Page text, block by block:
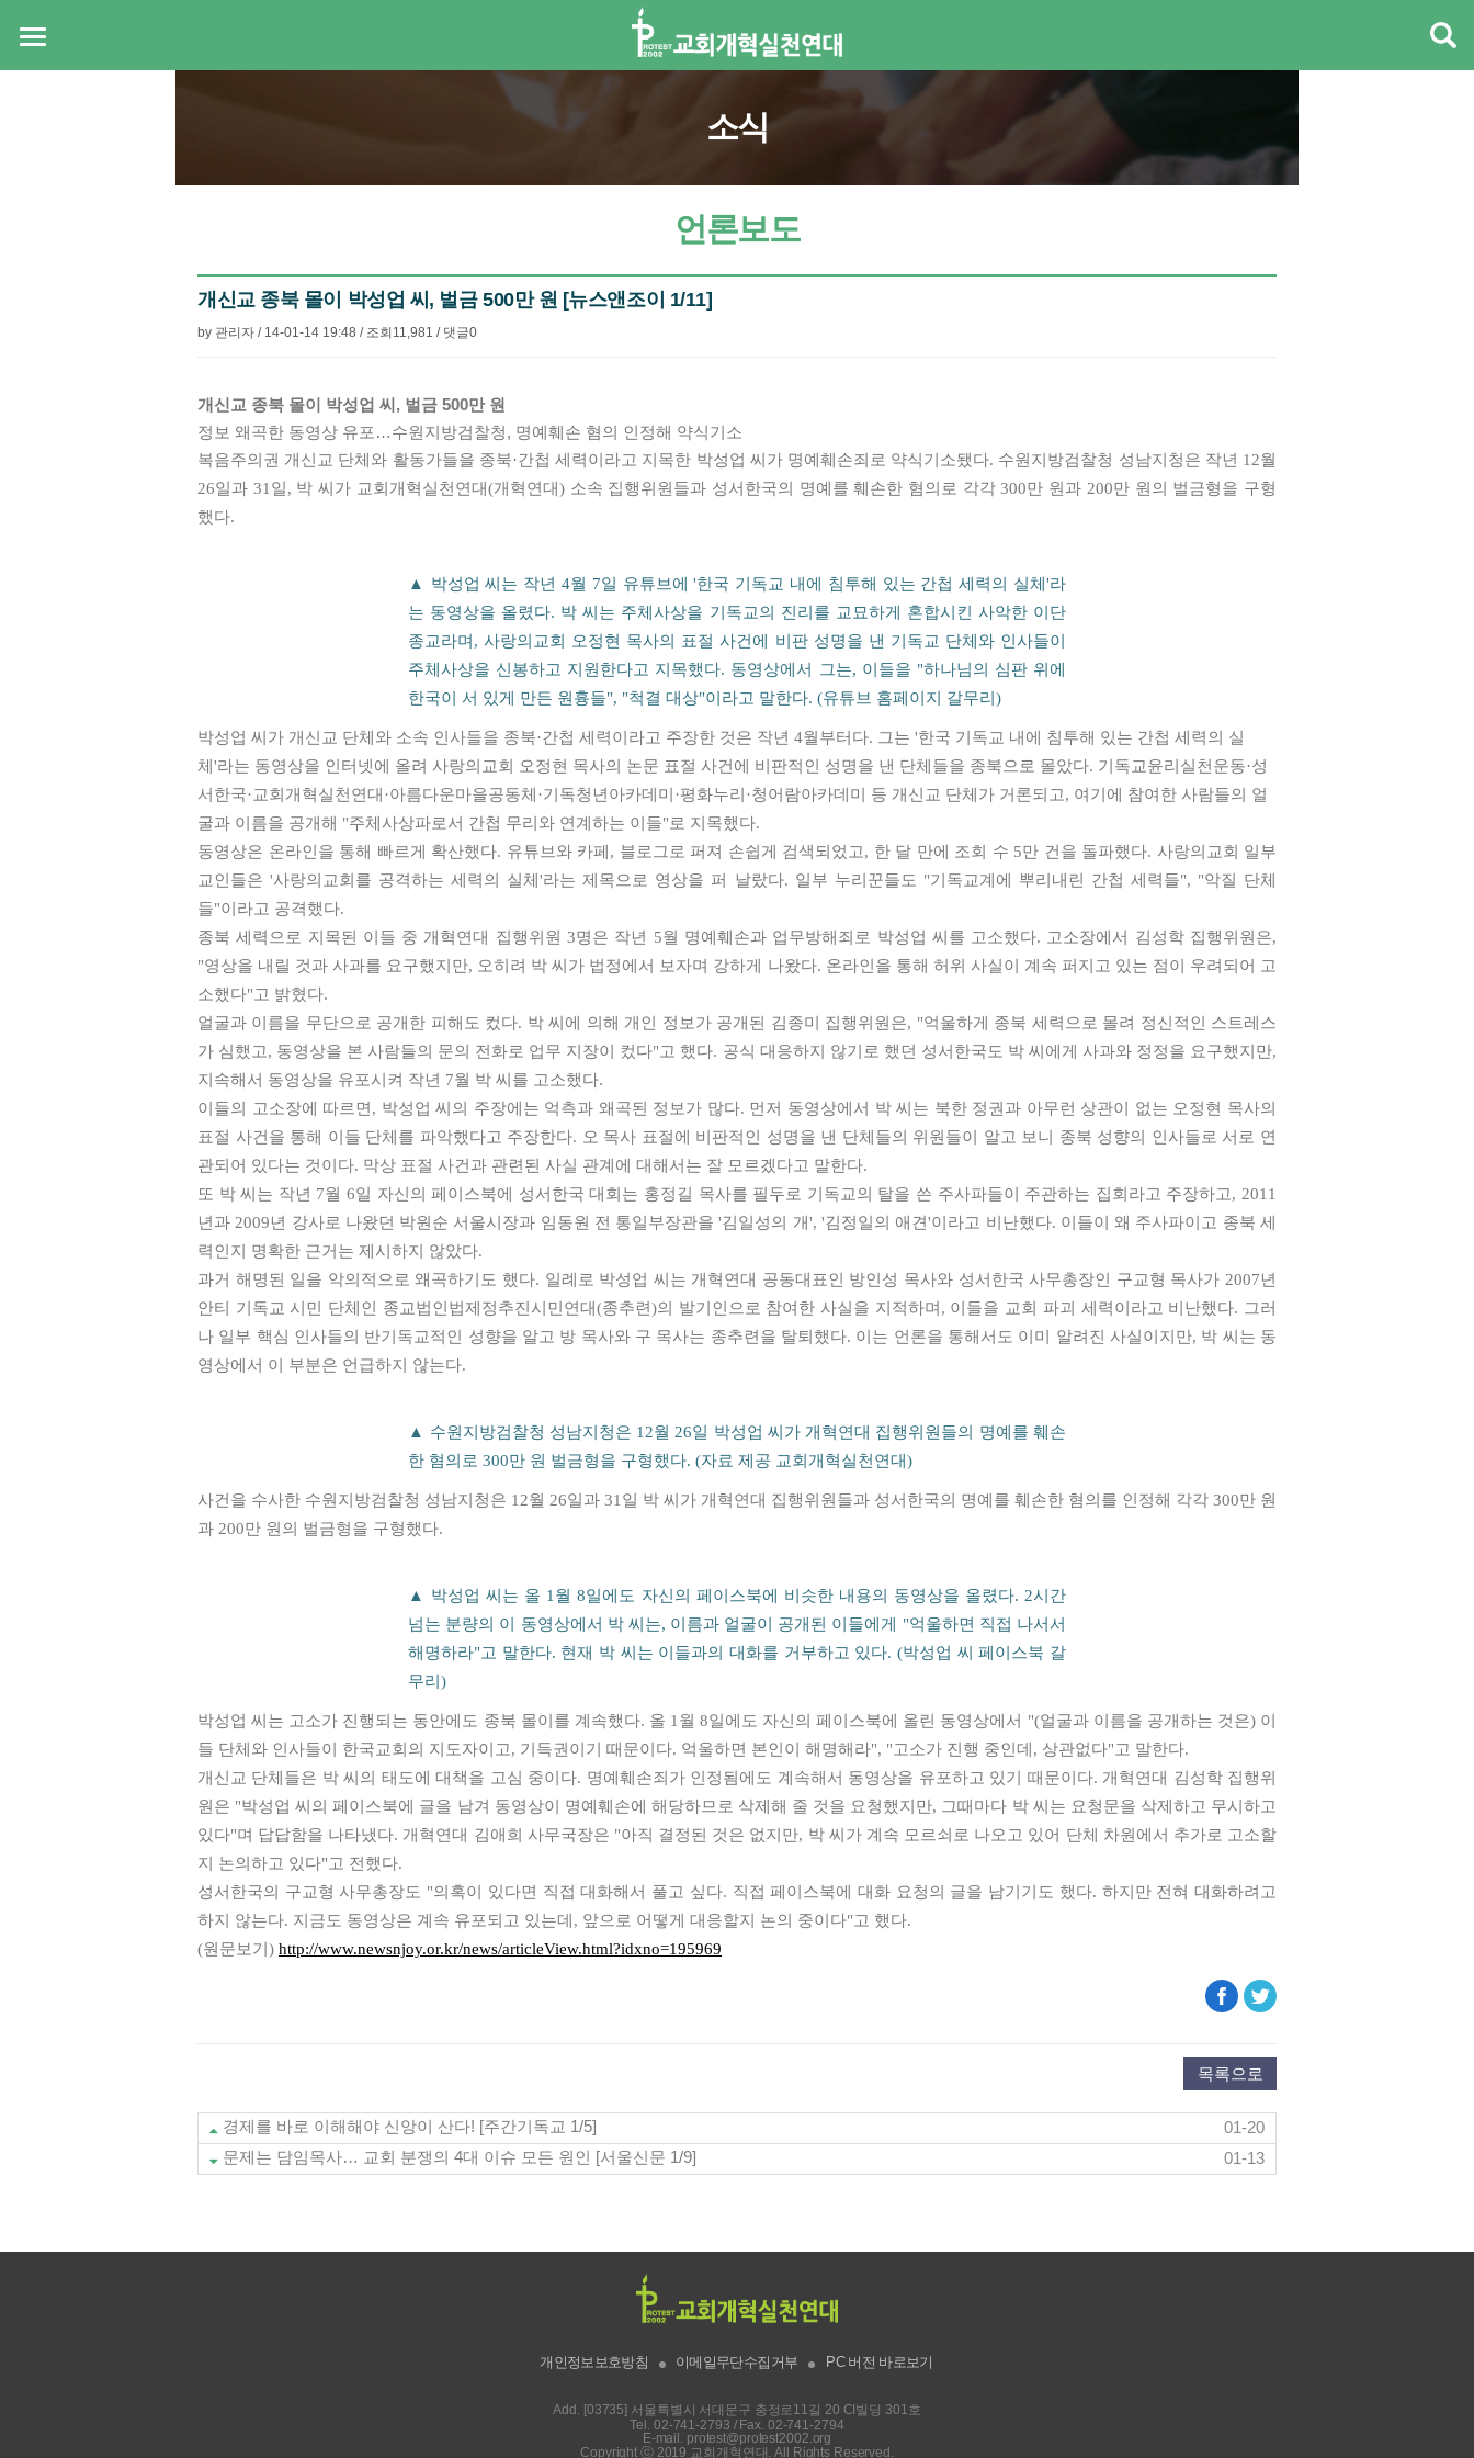
소식
언론보도
개신교 종북 몰이 박성업 씨, 벌금 500만 원 [뉴스앤조이 1/11]
by 관리자 / 14-01-14 19:48 / 조회 11,981 / 댓글0
개신교 종북 몰이 박성업 씨, 벌금 500만 원
정보 왜곡한 동영상 유포…수원지방검찰청, 명예훼손 혐의 인정해 약식기소
복음주의권 개신교 단체와 활동가들을 종북·간첩 세력이라고 지목한 박성업 씨가 명예훼손죄로 약식기소됐다. 수원지방검찰청 성남지청은 작년 12월
26일과 31일, 박 씨가 교회개혁실천연대(개혁연대) 소속 집행위원들과 성서한국의 명예를 훼손한 혐의로 각각 300만 원과 200만 원의 벌금형을 구형
했다.
▲ 박성업 씨는 작년 4월 7일 유튜브에 '한국 기독교 내에 침투해 있는 간첩 세력의 실체'라
는 동영상을 올렸다. 박 씨는 주체사상을 기독교의 진리를 교묘하게 혼합시킨 사악한 이단
종교라며, 사랑의교회 오정현 목사의 표절 사건에 비판 성명을 낸 기독교 단체와 인사들이
주체사상을 신봉하고 지원한다고 지목했다. 동영상에서 그는, 이들을 "하나님의 심판 위에
한국이 서 있게 만든 원흉들", "척결 대상"이라고 말한다. (유튜브 홈페이지 갈무리)
박성업 씨가 개신교 단체와 소속 인사들을 종북·간첩 세력이라고 주장한 것은 작년 4월부터다. 그는 '한국 기독교 내에 침투해 있는 간첩 세력의 실
체'라는 동영상을 인터넷에 올려 사랑의교회 오정현 목사의 논문 표절 사건에 비판적인 성명을 낸 단체들을 종북으로 몰았다. 기독교윤리실천운동·성
서한국·교회개혁실천연대·아름다운마을공동체·기독청년아카데미·평화누리·청어람아카데미 등 개신교 단체가 거론되고, 여기에 참여한 사람들의 얼
굴과 이름을 공개해 "주체사상파로서 간첩 무리와 연계하는 이들"로 지목했다.
동영상은 온라인을 통해 빠르게 확산했다. 유튜브와 카페, 블로그로 퍼져 손쉽게 검색되었고, 한 달 만에 조회 수 5만 건을 돌파했다. 사랑의교회 일부
교인들은 '사랑의교회를 공격하는 세력의 실체'라는 제목으로 영상을 퍼 날랐다. 일부 누리꾼들도 "기독교계에 뿌리내린 간첩 세력들", "악질 단체
들"이라고 공격했다.
종북 세력으로 지목된 이들 중 개혁연대 집행위원 3명은 작년 5월 명예훼손과 업무방해죄로 박성업 씨를 고소했다. 고소장에서 김성학 집행위원은,
"영상을 내릴 것과 사과를 요구했지만, 오히려 박 씨가 법정에서 보자며 강하게 나왔다. 온라인을 통해 허위 사실이 계속 퍼지고 있는 점이 우려되어 고
소했다"고 밝혔다.
얼굴과 이름을 무단으로 공개한 피해도 컸다. 박 씨에 의해 개인 정보가 공개된 김종미 집행위원은, "억울하게 종북 세력으로 몰려 정신적인 스트레스
가 심했고, 동영상을 본 사람들의 문의 전화로 업무 지장이 컸다"고 했다. 공식 대응하지 않기로 했던 성서한국도 박 씨에게 사과와 정정을 요구했지만,
지속해서 동영상을 유포시켜 작년 7월 박 씨를 고소했다.
이들의 고소장에 따르면, 박성업 씨의 주장에는 억측과 왜곡된 정보가 많다. 먼저 동영상에서 박 씨는 북한 정권과 아무런 상관이 없는 오정현 목사의
표절 사건을 통해 이들 단체를 파악했다고 주장한다. 오 목사 표절에 비판적인 성명을 낸 단체들의 위원들이 알고 보니 종북 성향의 인사들로 서로 연
관되어 있다는 것이다. 막상 표절 사건과 관련된 사실 관계에 대해서는 잘 모르겠다고 말한다.
또 박 씨는 작년 7월 6일 자신의 페이스북에 성서한국 대회는 홍정길 목사를 필두로 기독교의 탈을 쓴 주사파들이 주관하는 집회라고 주장하고, 2011
년과 2009년 강사로 나왔던 박원순 서울시장과 임동원 전 통일부장관을 '김일성의 개', '김정일의 애견'이라고 비난했다. 이들이 왜 주사파이고 종북 세
력인지 명확한 근거는 제시하지 않았다.
과거 해명된 일을 악의적으로 왜곡하기도 했다. 일례로 박성업 씨는 개혁연대 공동대표인 방인성 목사와 성서한국 사무총장인 구교형 목사가 2007년
안티 기독교 시민 단체인 종교법인법제정추진시민연대(종추련)의 발기인으로 참여한 사실을 지적하며, 이들을 교회 파괴 세력이라고 비난했다. 그러
나 일부 핵심 인사들의 반기독교적인 성향을 알고 방 목사와 구 목사는 종추련을 탈퇴했다. 이는 언론을 통해서도 이미 알려진 사실이지만, 박 씨는 동
영상에서 이 부분은 언급하지 않는다.
▲ 수원지방검찰청 성남지청은 12월 26일 박성업 씨가 개혁연대 집행위원들의 명예를 훼손
한 혐의로 300만 원 벌금형을 구형했다. (자료 제공 교회개혁실천연대)
사건을 수사한 수원지방검찰청 성남지청은 12월 26일과 31일 박 씨가 개혁연대 집행위원들과 성서한국의 명예를 훼손한 혐의를 인정해 각각 300만 원
과 200만 원의 벌금형을 구형했다.
▲ 박성업 씨는 올 1월 8일에도 자신의 페이스북에 비슷한 내용의 동영상을 올렸다. 2시간
넘는 분량의 이 동영상에서 박 씨는, 이름과 얼굴이 공개된 이들에게 "억울하면 직접 나서서
해명하라"고 말한다. 현재 박 씨는 이들과의 대화를 거부하고 있다. (박성업 씨 페이스북 갈
무리)
박성업 씨는 고소가 진행되는 동안에도 종북 몰이를 계속했다. 올 1월 8일에도 자신의 페이스북에 올린 동영상에서 "(얼굴과 이름을 공개하는 것은) 이
들 단체와 인사들이 한국교회의 지도자이고, 기득권이기 때문이다. 억울하면 본인이 해명해라", "고소가 진행 중인데, 상관없다"고 말한다.
개신교 단체들은 박 씨의 태도에 대책을 고심 중이다. 명예훼손죄가 인정됨에도 계속해서 동영상을 유포하고 있기 때문이다. 개혁연대 김성학 집행위
원은 "박성업 씨의 페이스북에 글을 남겨 동영상이 명예훼손에 해당하므로 삭제해 줄 것을 요청했지만, 그때마다 박 씨는 요청문을 삭제하고 무시하고
있다"며 답답함을 나타냈다. 개혁연대 김애희 사무국장은 "아직 결정된 것은 없지만, 박 씨가 계속 모르쇠로 나오고 있어 단체 차원에서 추가로 고소할
지 논의하고 있다"고 전했다.
성서한국의 구교형 사무총장도 "의혹이 있다면 직접 대화해서 풀고 싶다. 직접 페이스북에 대화 요청의 글을 남기기도 했다. 하지만 전혀 대화하려고
하지 않는다. 지금도 동영상은 계속 유포되고 있는데, 앞으로 어떻게 대응할지 논의 중이다"고 했다.
(원문보기) http://www.newsnjoy.or.kr/news/articleView.html?idxno=195969
목록으로
경제를 바로 이해해야 신앙이 산다! [주간기독교 1/5]
01-20
문제는 담임목사… 교회 분쟁의 4대 이슈 모든 원인 [서울신문 1/9]
01-13
개인정보보호방침 이메일무단수집거부 PC 버전 바로보기
Add. [03735] 서울특별시 서대문구 충정로11길 20 CI빌딩 301호
Tel. 02-741-2793 / Fax. 02-741-2794
E-mail. protest@protest2002.org
Copyright ⓒ 2019 교회개혁연대. All Rights Reserved.